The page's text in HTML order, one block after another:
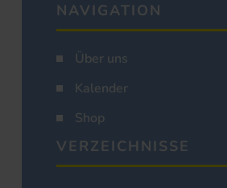
NAVIGATION
Über uns
Kalender
Shop
VERZEICHNISSE